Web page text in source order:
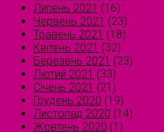
Липень 2021 (16)
Червень 2021 (23)
Травень 2021 (18)
Квітень 2021 (32)
Березень 2021 (23)
Лютий 2021 (33)
Січень 2021 (21)
Грудень 2020 (19)
Листопад 2020 (14)
Жовтень 2020 (1)